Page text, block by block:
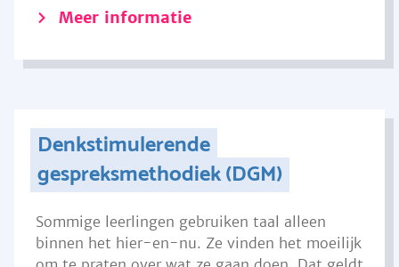
Meer informatie
Denkstimulerende
gespreksmethodiek (DGM)
Sommige leerlingen gebruiken taal alleen
binnen het hier-en-nu. Ze vinden het moeilijk